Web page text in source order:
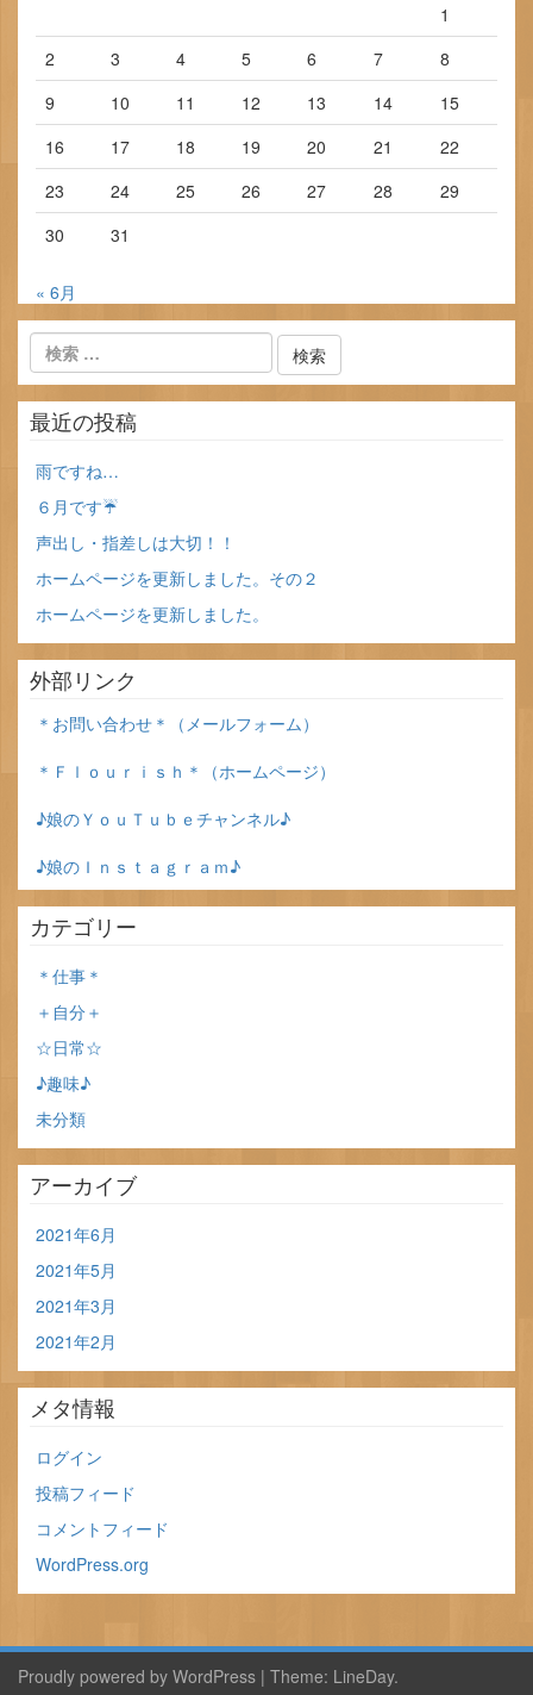
1
2
3 4 5 6 7
8
9
10 11 12 13 14
15
16
17 18 19 20 21
22
23
24 25 26 27 28
29
30
31
« 6月
最近の投稿
雨ですね…
６月です☔
声出し・指差しは大切！！
ホームページを更新しました。その２
ホームページを更新しました。
外部リンク
＊お問い合わせ＊（メールフォーム）
＊Ｆｌｏｕｒｉｓｈ＊（ホームページ）
♪娘のＹｏｕＴｕｂｅチャンネル♪
♪娘のＩｎｓｔａｇｒａｍ♪
カテゴリー
＊仕事＊
＋自分＋
☆日常☆
♪趣味♪
未分類
アーカイブ
2021年6月
2021年5月
2021年3月
2021年2月
メタ情報
ログイン
投稿フィード
コメントフィード
WordPress.org
Proudly powered by WordPress | Theme: LineDay.